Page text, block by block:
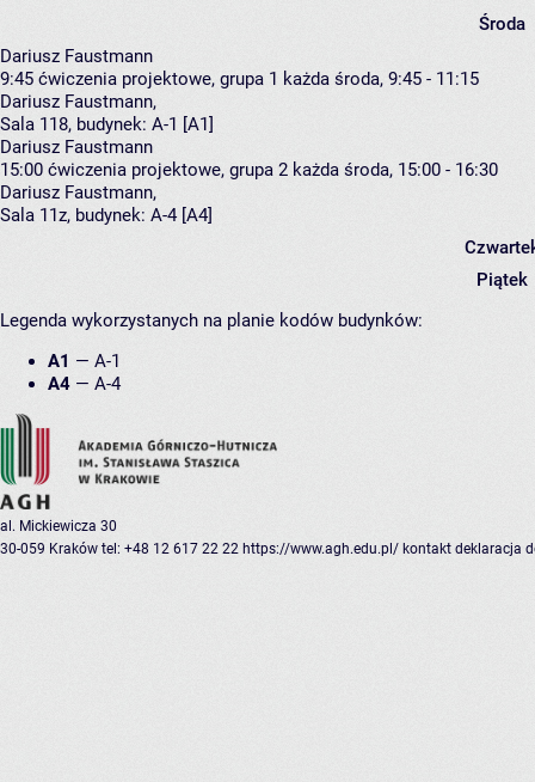
Środa
Dariusz Faustmann
9:45 ćwiczenia projektowe, grupa 1 każda środa, 9:45 - 11:15
Dariusz Faustmann,
Sala 118, budynek: A-1 [A1]
Dariusz Faustmann
15:00 ćwiczenia projektowe, grupa 2 każda środa, 15:00 - 16:30
Dariusz Faustmann,
Sala 11z, budynek: A-4 [A4]
Piątek
Legenda wykorzystanych na planie kodów budynków:
A1 — A-1
A4 — A-4
al. Mickiewicza 30
30-059 Kraków tel: +48 12 617 22 22 https://www.agh.edu.pl/ kontakt deklaracja